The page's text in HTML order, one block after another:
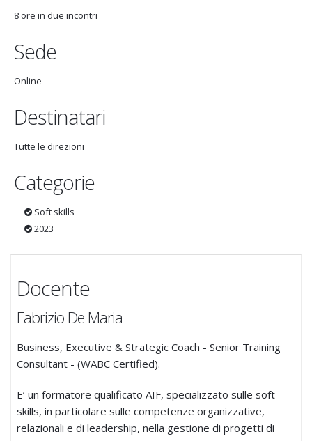
8 ore in due incontri
Sede
Online
Destinatari
Tutte le direzioni
Categorie
Soft skills
2023
Docente
Fabrizio De Maria
Business, Executive & Strategic Coach - Senior Training
Consultant - (WABC Certified).
E’ un formatore qualificato AIF, specializzato sulle soft
skills, in particolare sulle competenze organizzative,
relazionali e di leadership, nella gestione di progetti di